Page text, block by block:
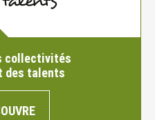
collectivités
des talents